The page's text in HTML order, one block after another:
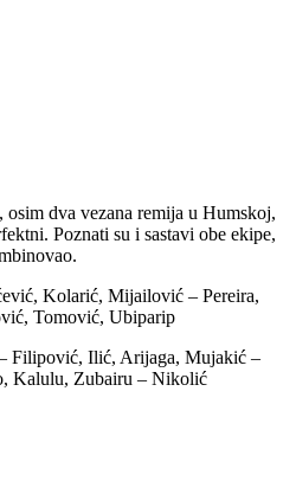
dva vezana remija u Humskoj,
Poznati su i sastavi obe ekipe,
Kolarić, Mijailović – Pereira,
Tomović, Ubiparip
Filipović, Ilić, Arijaga, Mujakić –
Kalulu, Zubairu – Nikolić